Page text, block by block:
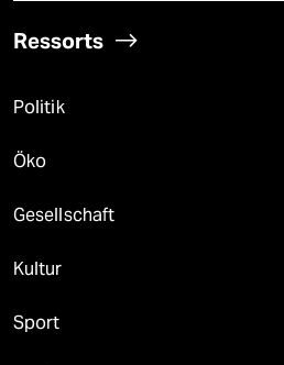
Ressorts
Politik
Öko
Gesellschaft
Kultur
Sport